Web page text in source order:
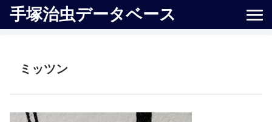
手塚治虫データベース
ミッツン